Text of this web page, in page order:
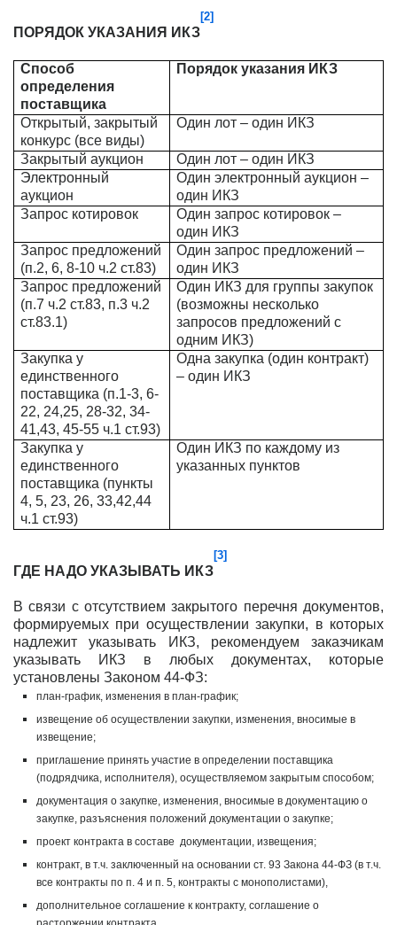
ПОРЯДОК УКАЗАНИЯ ИКЗ
[2]
Способ
определения
поставщика
Порядок указания ИКЗ
Открытый, закрытый
конкурс (все виды)
Один лот – один ИКЗ
Закрытый аукцион
Один лот – один ИКЗ
Электронный
аукцион
Один электронный аукцион –
один ИКЗ
Запрос котировок
Один запрос котировок –
один ИКЗ
Запрос предложений
(п.2, 6, 8-10 ч.2 ст.83)
Один запрос предложений –
один ИКЗ
Запрос предложений
(п.7 ч.2 ст.83, п.3 ч.2
ст.83.1)
Один ИКЗ для группы закупок
(возможны несколько
запросов предложений с
одним ИКЗ)
Закупка у
единственного
поставщика (п.1-3, 6-
22, 24,25, 28-32, 34-
41,43, 45-55 ч.1 ст.93)
Одна закупка (один контракт)
– один ИКЗ
Закупка у
единственного
поставщика (пункты
4, 5, 23, 26, 33,42,44
ч.1 ст.93)
Один ИКЗ по каждому из
указанных пунктов
ГДЕ НАДО УКАЗЫВАТЬ ИКЗ
[3]
В связи с отсутствием закрытого перечня документов,
формируемых при осуществлении закупки, в которых
надлежит указывать ИКЗ, рекомендуем заказчикам
указывать ИКЗ в любых документах, которые
установлены Законом 44-ФЗ:
план-график, изменения в план-график;
извещение об осуществлении закупки, изменения, вносимые в
извещение;
приглашение принять участие в определении поставщика
(подрядчика, исполнителя), осуществляемом закрытым способом;
документация о закупке, изменения, вносимые в документацию о
закупке, разъяснения положений документации о закупке;
проект контракта в составе документации, извещения;
контракт, в т.ч. заключенный на основании ст. 93 Закона 44-ФЗ (в т.ч.
все контракты по п. 4 и п. 5, контракты с монополистами),
дополнительное соглашение к контракту, соглашение о